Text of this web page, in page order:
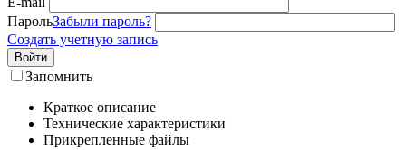
ПарольЗабыли пароль?
Создать учетную запись
Войти
Запомнить
Краткое описание
Технические характеристики
Прикрепленные файлы